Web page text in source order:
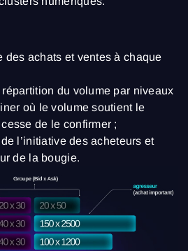
des achats et ventes à chaque
du volume par niveaux
où le volume soutient le
de le confirmer ;
l’initiative des acheteurs et
de la bougie.